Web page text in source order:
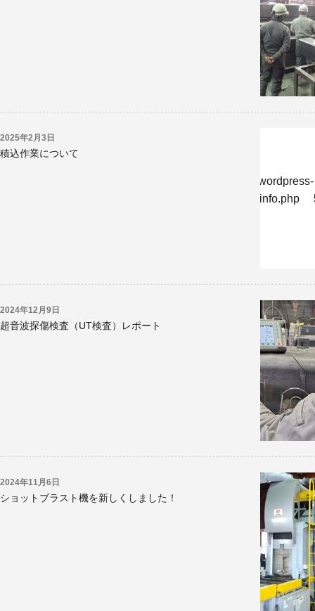
2025年2月3日
積込作業について
jp/r/e/gmoserver/8/6/sd0819286/kyoritsukogyo.jp/wordpress-
wp-content/themes/krk/single-reportinfo.php
2024年12月9日
超音波探傷検査（UT検査）レポート
2024年11月6日
ショットブラスト機を新しくしました！